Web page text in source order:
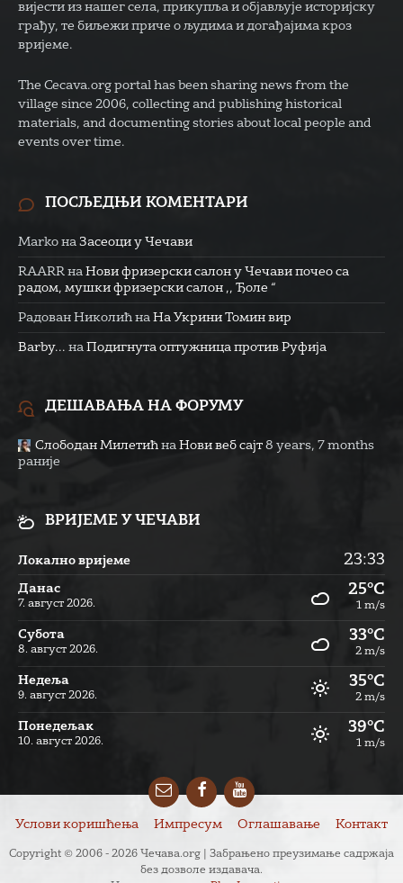
вијести из нашег села, прикупља и објављује историјску
грађу, те биљежи приче о људима и догађајима кроз
вријеме.
The Cecava.org portal has been sharing news from the
village since 2006, collecting and publishing historical
materials, and documenting stories about local people and
events over time.
ПОСЉЕДЊИ КОМЕНТАРИ
Marko на Засеоци у Чечави
RAARR на Нови фризерски салон у Чечави почео са
радом, мушки фризерски салон ,, Ђоле “
Радован Николић на На Укрини Томин вир
Barby... на Подигнута оптужница против Руфија
ДЕШАВАЊА НА ФОРУМУ
Слободан Милетић на Нови веб сајт 8 years, 7 months
раније
ВРИЈЕМЕ У ЧЕЧАВИ
Локално вријеме 23:33
Данас
7. август 2026.
25°C
1 m/s
Субота
8. август 2026.
33°C
2 m/s
Недеља
9. август 2026.
35°C
2 m/s
Понедељак
10. август 2026.
39°C
1 m/s
EmailFacebookYouTube
Услови коришћења Импресум Оглашавање Контакт
Copyright © 2006 - 2026 Чечава.org | Забрањено преузимање садржаја
без дозволе издавача.